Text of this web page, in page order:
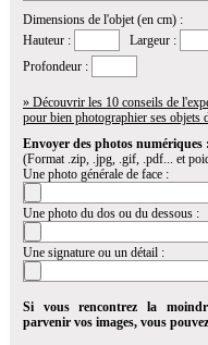
Dimensions de l'objet (en cm) :
Hauteur :
Largeur :
Profondeur :
» Découvrir les 10 conseils de
pour bien photographier ses objets
Envoyer des photos numériques :
(Format .zip, .jpg, .gif, .pdf... et
Une photo générale de face :
Une photo du dos ou du dessous :
Une signature ou un détail :
Si vous rencontrez la
parvenir vos images, vous